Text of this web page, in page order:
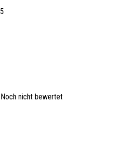
nicht bewertet